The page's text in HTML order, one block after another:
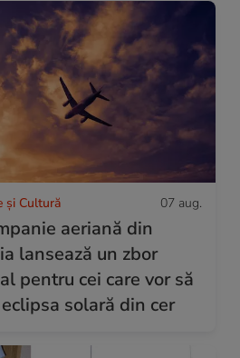
și Cultură 07 aug.
aeriană din
lansează un zbor
pentru cei care vor să
solară din cer